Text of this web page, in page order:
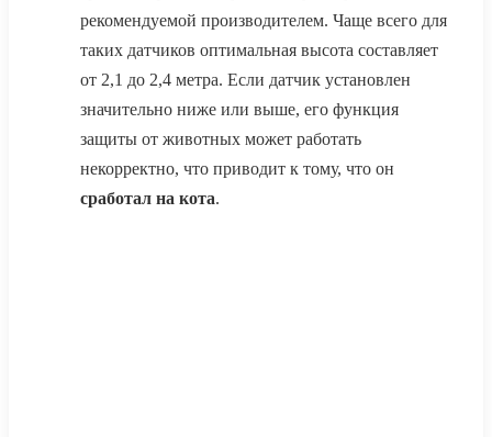
рекомендуемой производителем. Чаще всего для
таких датчиков оптимальная высота составляет
от 2,1 до 2,4 метра. Если датчик установлен
значительно ниже или выше, его функция
защиты от животных может работать
некорректно, что приводит к тому, что он
сработал на кота.